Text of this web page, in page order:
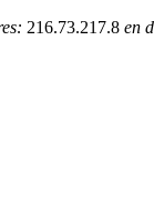
216.73.217.8 en